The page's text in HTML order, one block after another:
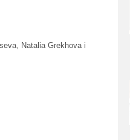
Natalia Grekhova i